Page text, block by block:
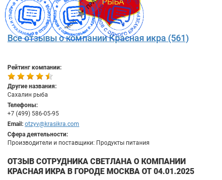
Все отзывы о компании Красная икра (561)
Рейтинг компании:
Другие названия:
Сахалин рыба
Телефоны:
+7 (499) 586-05-95
Email: otzyv@krasikra.com
Сфера деятельности:
Производители и поставщики: Продукты питания
ОТЗЫВ СОТРУДНИКА СВЕТЛАНА О КОМПАНИИ
КРАСНАЯ ИКРА В ГОРОДЕ МОСКВА ОТ 04.01.2025